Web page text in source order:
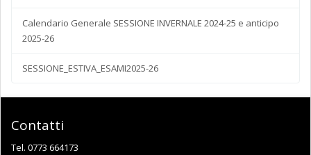
Calendario Generale SESSIONE INVERNALE 2024-25 e anticipo
2025-26
SESSIONE_ESTIVA_ESAMI2025-26
Contatti
Tel. 0773 664173